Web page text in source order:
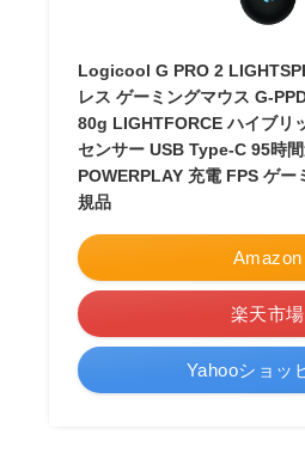
Logicool G PRO 2
レス ゲーミングマウス G-
80g LIGHTFORCE ハイブリ
センサー USB Type-C 95時
POWERPLAY 充電 FPS ゲー
規品
Amazon
楽天市場
Yahooショッ